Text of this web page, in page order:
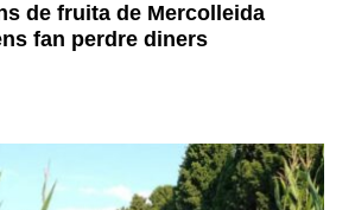
de fruita de Mercolleida
fan perdre diners